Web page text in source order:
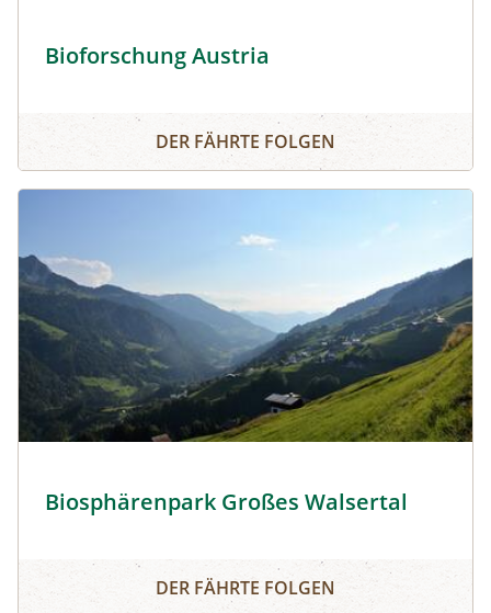
Bioforschung Austria
Bioforschung Austria
DER FÄHRTE FOLGEN
Biosphärenpark Großes Walsertal
Biosphärenpark Großes Walsertal
DER FÄHRTE FOLGEN